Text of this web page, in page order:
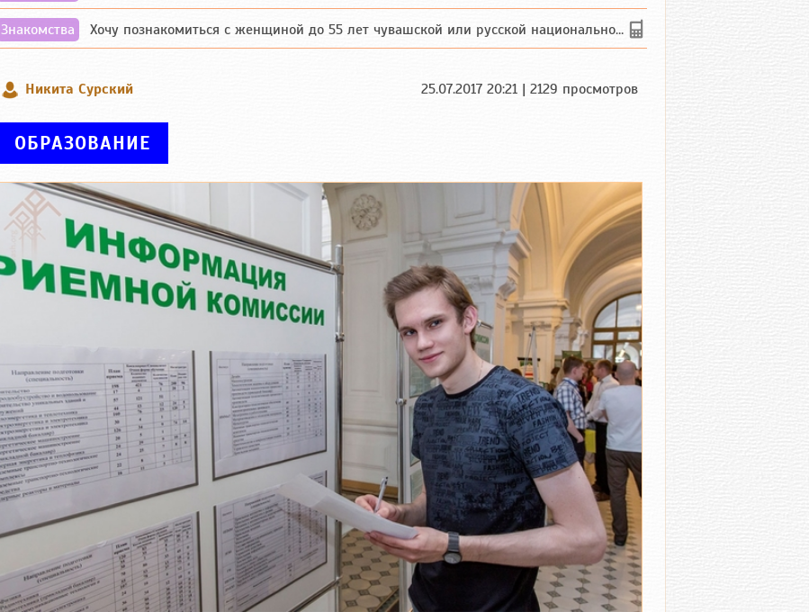
Знакомства Хочу познакомиться с женщиной до 55 лет чувашской или русской национальности дл...
Никита Сурский 25.07.2017 20:21 | 2129 просмотров
ОБРАЗОВАНИЕ